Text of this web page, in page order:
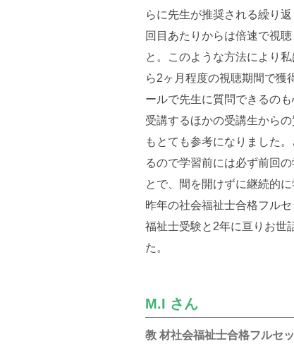
らに先生が推奨される繰り
回目あたりからは倍速で視
と。このような方法により
ら2ヶ月程度の視聴期間で獲
ールで先生に質問できるの
受講するほかの受講生から
もとても参考になりました
るので学習前には必ず前回
とで、間を開けずに継続的
昨年の社会福祉士合格フル
福祉士受験と2年に亘りお世
た。
M.I さん
教 材社会福祉士合格フルセ